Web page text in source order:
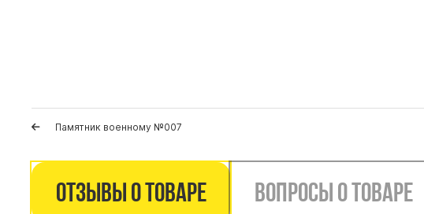
Памятник военному №007
Отзывы о товаре Вопросы о товаре